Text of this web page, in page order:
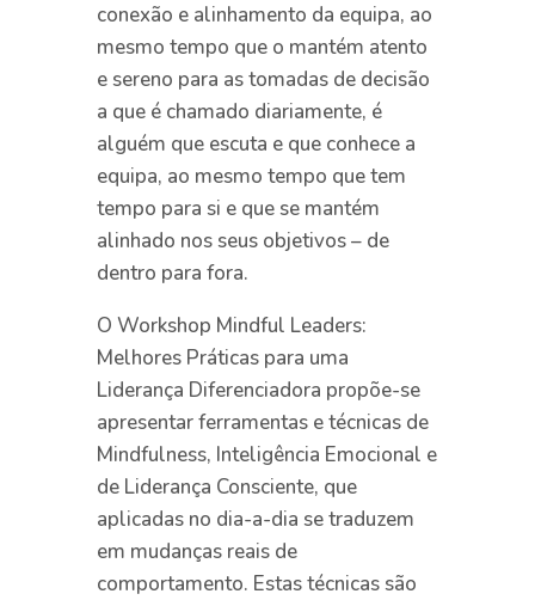
conexão e alinhamento da equipa, ao
mesmo tempo que o mantém atento
e sereno para as tomadas de decisão
a que é chamado diariamente, é
alguém que escuta e que conhece a
equipa, ao mesmo tempo que tem
tempo para si e que se mantém
alinhado nos seus objetivos – de
dentro para fora.
O Workshop Mindful Leaders:
Melhores Práticas para uma
Liderança Diferenciadora propõe-se
apresentar ferramentas e técnicas de
Mindfulness, Inteligência Emocional e
de Liderança Consciente, que
aplicadas no dia-a-dia se traduzem
em mudanças reais de
comportamento. Estas técnicas são